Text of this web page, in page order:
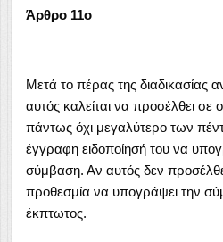
Άρθρο 11o
Μετά το πέρας της διαδικασίας
αυτός καλείται να προσέλθει σε
πάντως όχι μεγαλύτερο των
έγγραφη ειδοποίησή του να
σύμβαση. Αν αυτός δεν
προθεσμία να υπογράψει την
έκπτωτος.